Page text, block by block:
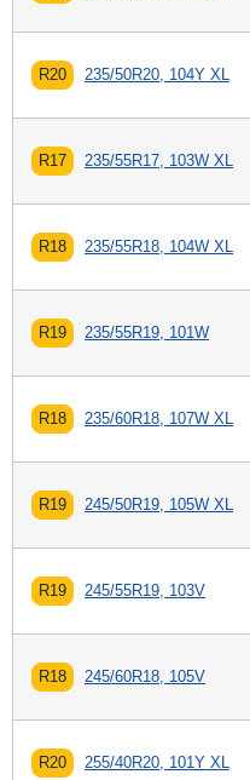
R20 235/50R20, 104Y XL
R17 235/55R17, 103W XL
R18 235/55R18, 104W XL
R19 235/55R19, 101W
R18 235/60R18, 107W XL
R19 245/50R19, 105W XL
R19 245/55R19, 103V
R18 245/60R18, 105V
R20 255/40R20, 101Y XL